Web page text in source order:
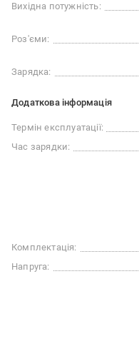
Вихідна потужність:
Роз'єми:
Зарядка:
Додаткова інформація
Термін експлуатації:
Час зарядки:
Комплектація:
Напруга: